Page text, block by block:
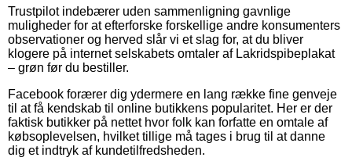
Trustpilot indebærer uden sammenligning gavnlige
muligheder for at efterforske forskellige andre konsumenters
observationer og herved slår vi et slag for, at du bliver
klogere på internet selskabets omtaler af Lakridspibeplakat
– grøn før du bestiller.
Facebook forærer dig ydermere en lang række fine genveje
til at få kendskab til online butikkens popularitet. Her er der
faktisk butikker på nettet hvor folk kan forfatte en omtale af
købsoplevelsen, hvilket tillige må tages i brug til at danne
dig et indtryk af kundetilfredsheden.